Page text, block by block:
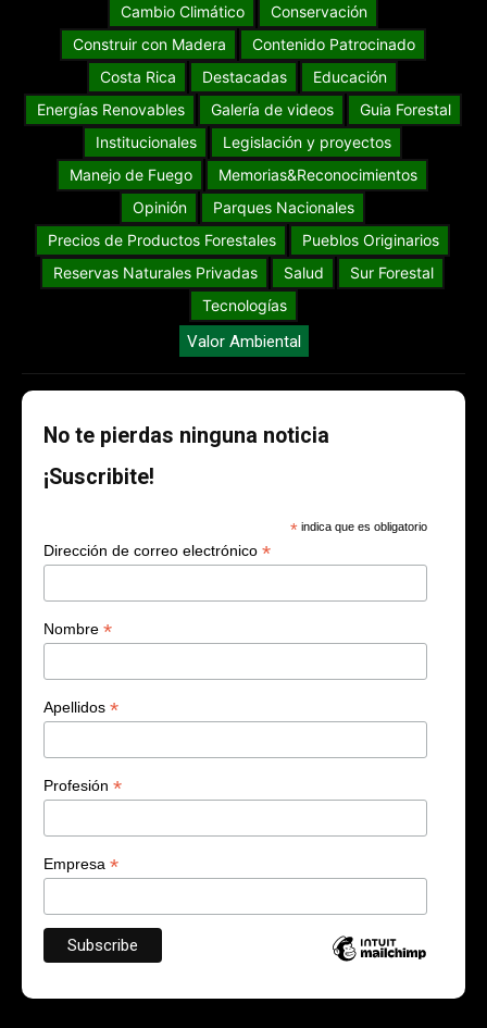
Cambio Climático
Conservación
Construir con Madera
Contenido Patrocinado
Costa Rica
Destacadas
Educación
Energías Renovables
Galería de videos
Guia Forestal
Institucionales
Legislación y proyectos
Manejo de Fuego
Memorias&Reconocimientos
Opinión
Parques Nacionales
Precios de Productos Forestales
Pueblos Originarios
Reservas Naturales Privadas
Salud
Sur Forestal
Tecnologías
Valor Ambiental
No te pierdas ninguna noticia
¡Suscribite!
* indica que es obligatorio
Dirección de correo electrónico *
Nombre *
Apellidos *
Profesión *
Empresa *